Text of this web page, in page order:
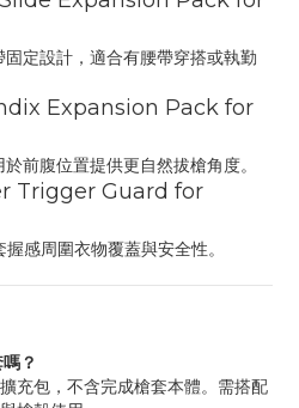
定設計，適合有腰帶穿搭或執勤
Expansion Pack for
前腹位置提供更自然拔槍角度。
Trigger Guard for
感周圍衣物覆蓋與安全性。
？
充包，不含完成槍套本體。需搭配